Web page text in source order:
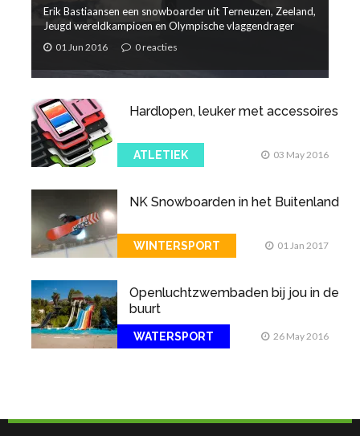
Erik Bastiaansen een snowboarder uit Terneuzen, Zeeland,
Jeugd wereldkampioen en Olympische vlaggendrager
01 Jun 2016 0 reacties
Hardlopen, leuker met accessoires
ATLETIEK 03 May 2016
NK Snowboarden in het Buitenland
WINTERSPORT 01 Jan 2017
Openluchtzwembaden bij jou in de
buurt
WATERSPORT 26 May 2016